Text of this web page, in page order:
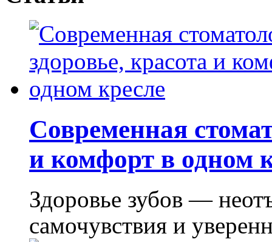
Современная
и комфорт в одном
Здоровье зубов —
самочувствия и